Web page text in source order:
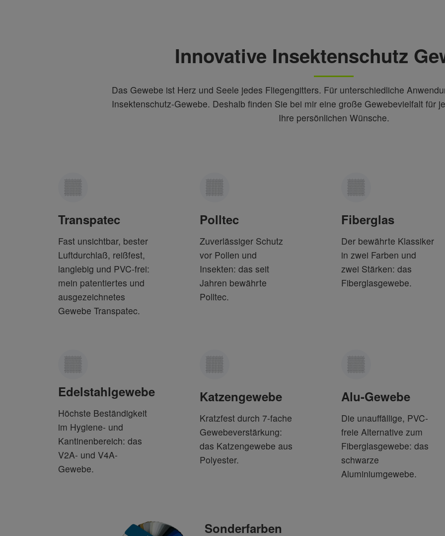
Innovative Insektenschutz
Das Gewebe ist Herz und Seele jedes Fliegengitters. Für unterschiedliche
Insektenschutz-Gewebe. Deshalb finden Sie bei mir eine große Gewebevielfalt für
Ihre persönlichen Wünsche.
Transpatec
Fast unsichtbar, bester
Luftdurchlaß, reißfest,
langlebig und PVC-frei:
mein patentiertes und
ausgezeichnetes
Gewebe Transpatec.
Polltec
Zuverlässiger Schutz
vor Pollen und
Insekten: das seit
Jahren bewährte
Polltec.
Fiberglas
Der bewährte Klassiker
in zwei Farben und
zwei Stärken: das
Fiberglasgewebe.
Edelstahlgewebe
Höchste Beständigkeit
im Hygiene- und
Kantinenbereich: das
V2A- und V4A-
Gewebe.
Katzengewebe
Kratzfest durch 7-fache
Gewebeverstärkung:
das Katzengewebe aus
Polyester.
Alu-Gewebe
Die unauffällige, PVC-
freie Alternative zum
Fiberglasgewebe: das
schwarze
Aluminiumgewebe.
Sonderfarben